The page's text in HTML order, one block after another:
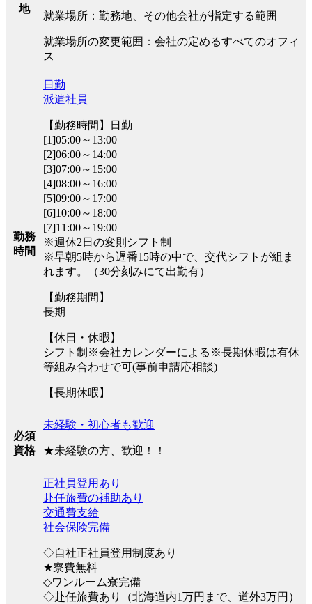
地
就業場所：勤務地、その他会社が指定する範囲
就業場所の変更範囲：会社の定めるすべてのオフィ
ス
勤務
時間
日勤
派遣社員
【勤務時間】日勤
[1]05:00～13:00
[2]06:00～14:00
[3]07:00～15:00
[4]08:00～16:00
[5]09:00～17:00
[6]10:00～18:00
[7]11:00～19:00
※週休2日の変則シフト制
※早朝5時から遅番15時の中で、交代シフトが組ま
れます。（30分刻みにて出勤有）
【勤務期間】
長期
【休日・休暇】
シフト制※会社カレンダーによる※長期休暇は有休
等組み合わせで可(事前申請応相談)
【長期休暇】
必須
資格
未経験・初心者も歓迎
★未経験の方、歓迎！！
正社員登用あり
赴任旅費の補助あり
交通費支給
社会保険完備
◇自社正社員登用制度あり
★寮費無料
◇ワンルーム寮完備
◇赴任旅費あり（北海道内1万円まで、道外3万円）